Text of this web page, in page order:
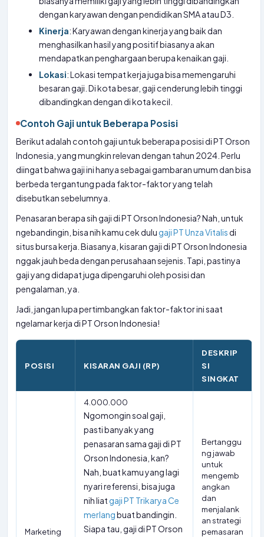
dengan karyawan dengan pendidikan SMA atau D3.
Kinerja: Karyawan dengan kinerja yang baik dan
menghasilkan hasil yang positif biasanya akan
mendapatkan penghargaan berupa kenaikan gaji.
Lokasi: Lokasi tempat kerja juga bisa memengaruhi
besaran gaji. Di kota besar, gaji cenderung lebih tinggi
dibandingkan dengan di kota kecil.
Contoh Gaji untuk Beberapa Posisi
Berikut adalah contoh gaji untuk beberapa posisi di PT Orson
Indonesia, yang mungkin relevan dengan tahun 2024. Perlu
diingat bahwa gaji ini hanya sebagai gambaran umum dan bisa
berbeda tergantung pada faktor-faktor yang telah
disebutkan sebelumnya.
Penasaran berapa sih gaji di PT Orson Indonesia? Nah, untuk
ngebandingin, bisa nih kamu cek dulu gaji PT Unza Vitalisdi
situs bursa kerja. Biasanya, kisaran gaji di PT Orson Indonesia
nggak jauh beda dengan perusahaan sejenis. Tapi, pastinya
gaji yang didapat juga dipengaruhi oleh posisi dan
pengalaman, ya.
Jadi, jangan lupa pertimbangkan faktor-faktor ini saat
ngelamar kerja di PT Orson Indonesia!
POSISI KISARAN GAJI (RP)
DESKRIP
SI
SINGKAT
Marketing
4.000.000
Ngomongin soal gaji,
pasti banyak yang
penasaran sama gaji di PT
Orson Indonesia, kan?
Nah, buat kamu yang lagi
nyari referensi, bisa juga
nih liat gaji PT Trikarya Ce
merlangbuat bandingin.
Siapa tau, gaji di PT Orson
Bertanggu
ng jawab
untuk
mengemb
angkan
dan
menjalank
an strategi
pemasaran